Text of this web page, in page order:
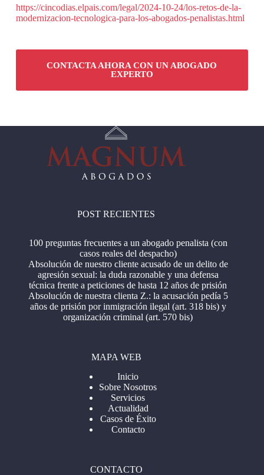
https://cincodias.elpais.com/legal/2024-10-24/los-retos-de-la-
modernizacion-tecnologica-para-los-abogados-penalistas.html
CONTACTA AHORA CON UN ABOGADO
EXPERTO
POST RECIENTES
100 preguntas frecuentes a un abogado penalista (con
casos reales del despacho)
Absolución de nuestro cliente acusado de un delito de
agresión sexual: la duda razonable y una defensa
técnica frente a peticiones de hasta 12 años de prisión
Absolución de nuestra clienta Z.: la acusación pedía 5
años de prisión por inmigración ilegal (art. 318 bis) y
organización criminal (art. 570 bis)
MAPA WEB
Inicio
Sobre Nosotros
Servicios
Actualidad
Casos de Éxito
Contacto
CONTACTO